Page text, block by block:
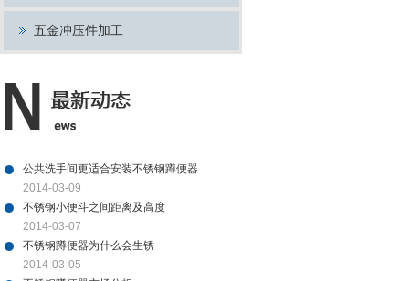
五金冲压件加工
公共洗手间更适合安装不锈钢蹲便器
2014-03-09
不锈钢小便斗之间距离及高度
2014-03-07
不锈钢蹲便器为什么会生锈
2014-03-05